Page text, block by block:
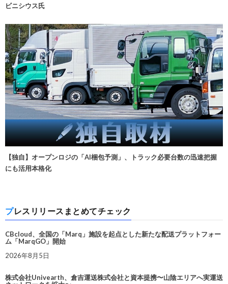
ビニシウス氏
【独自】オープンロジの「AI梱包予測」、トラック必要台数の迅速把握
にも活用本格化
プレスリリースまとめてチェック
CBcloud、全国の「Marq」施設を起点とした新たな配送プラットフォー
ム「MarqGO」開始
2026年8月5日
株式会社Univearth、倉吉運送株式会社と資本提携〜山陰エリアへ実運送